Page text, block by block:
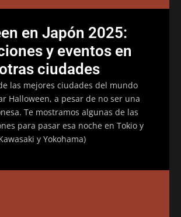
en Japón 2025:
y eventos en
ciudades
las mejores ciudades del mundo
Halloween, a pesar de no ser una
Te mostramos algunas de las
para pasar esa noche en Tokio y
y Yokohama)